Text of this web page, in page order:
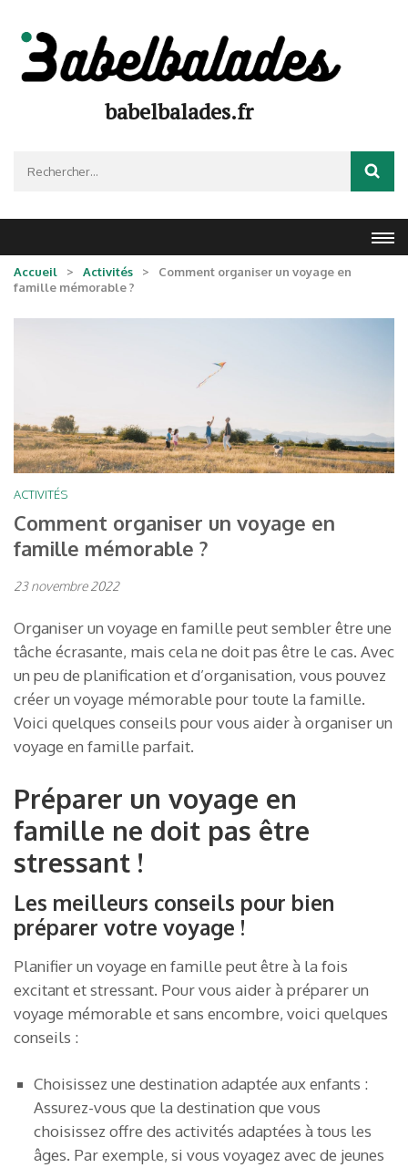
contenu
(Pressez
babelbalades.fr
Accueil > Activités >
Comment organiser un voyage en
famille mémorable ?
ACTIVITÉS
Comment organiser un voyage en
famille mémorable ?
23 novembre 2022
Organiser un voyage en famille peut sembler être une
tâche écrasante, mais cela ne doit pas être le cas. Avec
un peu de planification et d’organisation, vous pouvez
créer un voyage mémorable pour toute la famille.
Voici quelques conseils pour vous aider à organiser un
voyage en famille parfait.
Préparer un voyage en
famille ne doit pas être
stressant !
Les meilleurs conseils pour bien
préparer votre voyage !
Planifier un voyage en famille peut être à la fois
excitant et stressant. Pour vous aider à préparer un
voyage mémorable et sans encombre, voici quelques
conseils :
Choisissez une destination adaptée aux enfants :
Assurez-vous que la destination que vous
choisissez offre des activités adaptées à tous les
âges. Par exemple, si vous voyagez avec de jeunes